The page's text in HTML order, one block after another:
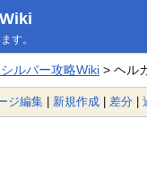
す。
ルバー攻略Wiki> ヘル
ジ編集 | 新規作成 | 差分 |